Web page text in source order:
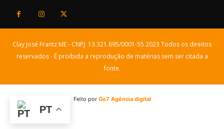
Clay José Frantz ME - CNPJ: 13.321.695/0001-55 2023 Todos os direitos
reservados - É proibida a reprodução de matérias sem ser citada a
fonte.
Feito porGo7 Agência digital
PT